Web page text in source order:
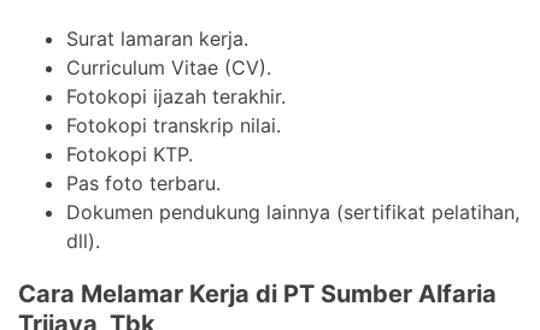
Surat lamaran kerja.
Curriculum Vitae (CV).
Fotokopi ijazah terakhir.
Fotokopi transkrip nilai.
Fotokopi KTP.
Pas foto terbaru.
Dokumen pendukung lainnya (sertifikat pelatihan,
dll).
Cara Melamar Kerja di PT Sumber Alfaria
Trijaya, Tbk